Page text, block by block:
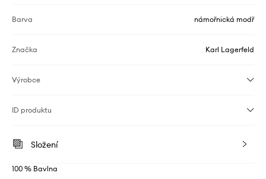
Barva námořnická modř
Značka Karl Lagerfeld
Výrobce
ID produktu
Složení
100 % Bavlna